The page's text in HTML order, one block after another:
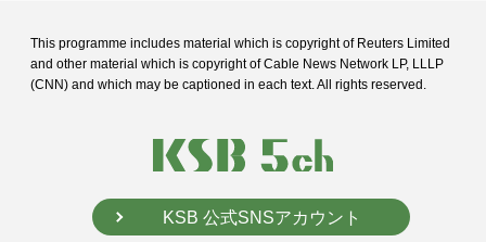
This programme includes material which is copyright of Reuters Limited
and other material which is copyright of Cable News Network LP, LLLP
(CNN) and which may be captioned in each text. All rights reserved.
KSB 公式SNSアカウント